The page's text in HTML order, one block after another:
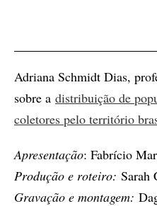
Adriana Schmidt Dias,
sobre a distribuição de
coletores pelo território
Apresentação: Fabrício
Produção e roteiro: Sarah
Gravação e montagem: